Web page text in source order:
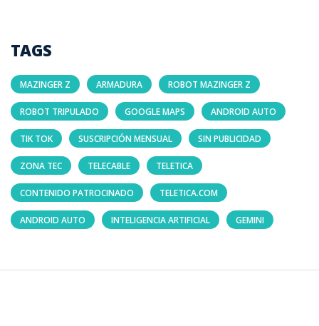
TAGS
MAZINGER Z ARMADURA ROBOT MAZINGER Z
ROBOT TRIPULADO GOOGLE MAPS ANDROID AUTO
TIK TOK SUSCRIPCIÓN MENSUAL SIN PUBLICIDAD
ZONA TEC TELECABLE TELETICA
CONTENIDO PATROCINADO TELETICA.COM
ANDROID AUTO INTELIGENCIA ARTIFICIAL GEMINI